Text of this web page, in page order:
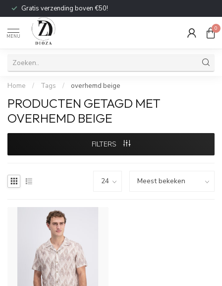
Gratis verzending boven €50!
MENU
0
Home / Tags / overhemd beige
PRODUCTEN GETAGD MET
OVERHEMD BEIGE
FILTERS